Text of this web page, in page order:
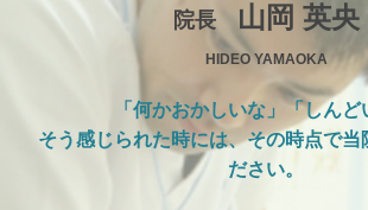
院長 山岡 英央
HIDEO YAMAOKA
「何かおかしいな」「しんど
そう感じられた時には、その時点で当
ださい。